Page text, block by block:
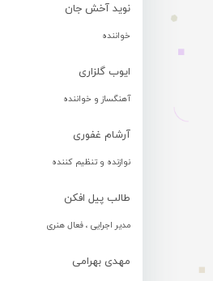
نوید آخش جان
خواننده
ایوب گلزاری
آهنگساز و خواننده
آرشام غفوری
نوازنده و تنظیم کننده
طالب پیل افکن
مدیر اجرایی ، فعال هنری
مهدی بهرامی